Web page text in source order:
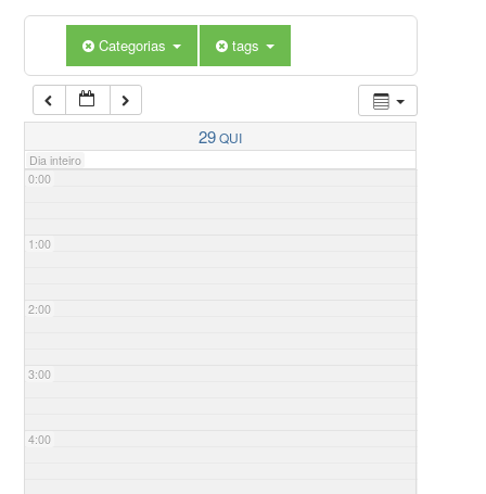
Categorias tags
29QUI
Dia inteiro
0:00
1:00
2:00
3:00
4:00